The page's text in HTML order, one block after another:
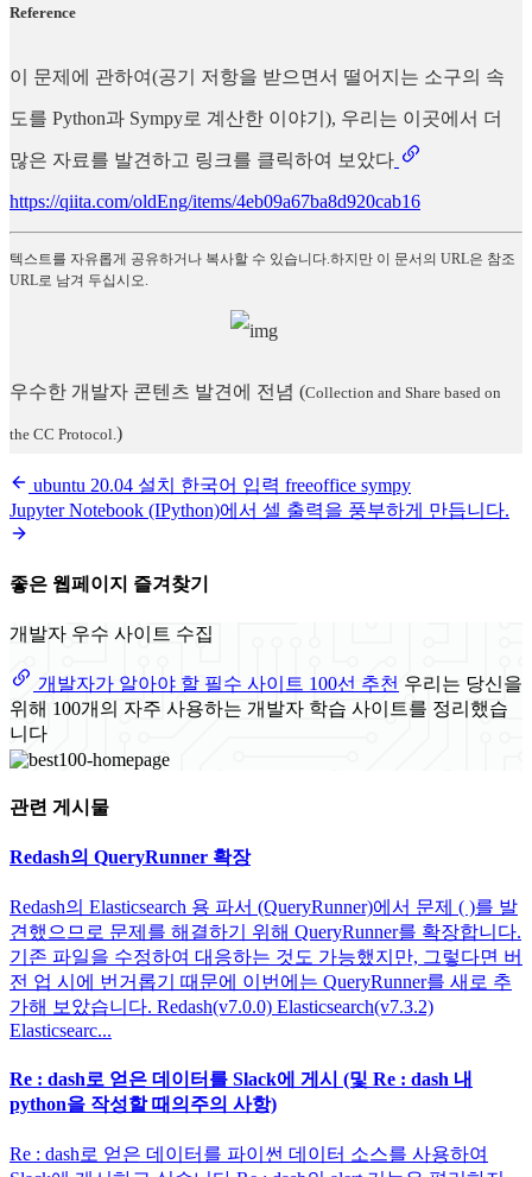
Reference
이 문제에 관하여(공기 저항을 받으면서 떨어지는 소구의 속
도를 Python과 Sympy로 계산한 이야기), 우리는 이곳에서 더
많은 자료를 발견하고 링크를 클릭하여 보았다
https://qiita.com/oldEng/items/4eb09a67ba8d920cab16
텍스트를 자유롭게 공유하거나 복사할 수 있습니다.하지만 이 문서의 URL은 참조
URL로 남겨 두십시오.
우수한 개발자 콘텐츠 발견에 전념 (Collection and Share based on
the CC Protocol. )
ubuntu 20.04 설치 한국어 입력 freeoffice sympy
Jupyter Notebook (IPython)에서 셀 출력을 풍부하게 만듭니다.
좋은 웹페이지 즐겨찾기
개발자 우수 사이트 수집
개발자가 알아야 할 필수 사이트 100선 추천 우리는 당신을
위해 100개의 자주 사용하는 개발자 학습 사이트를 정리했습
니다
관련 게시물
Redash의 QueryRunner 확장
Redash의 Elasticsearch 용 파서 (QueryRunner)에서 문제 ( )를 발
견했으므로 문제를 해결하기 위해 QueryRunner를 확장합니다.
기존 파일을 수정하여 대응하는 것도 가능했지만, 그렇다면 버
전 업 시에 번거롭기 때문에 이번에는 QueryRunner를 새로 추
가해 보았습니다. Redash(v7.0.0) Elasticsearch(v7.3.2)
Elasticsearc...
Re : dash로 얻은 데이터를 Slack에 게시 (및 Re : dash 내
python을 작성할 때의주의 사항)
Re : dash로 얻은 데이터를 파이썬 데이터 소스를 사용하여